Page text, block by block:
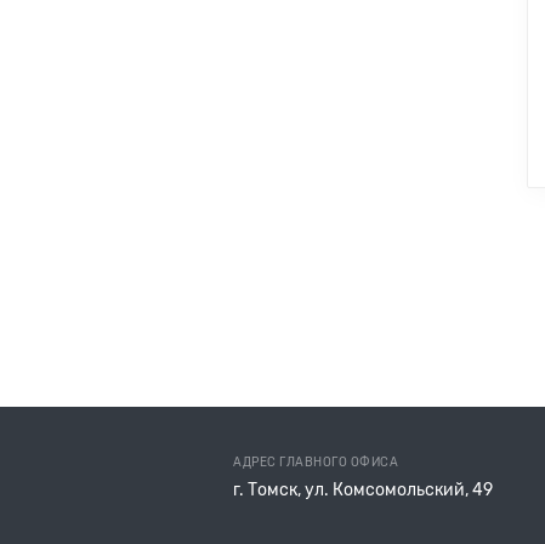
АДРЕС ГЛАВНОГО ОФИСА
г. Томск, ул. Комсомольский, 49